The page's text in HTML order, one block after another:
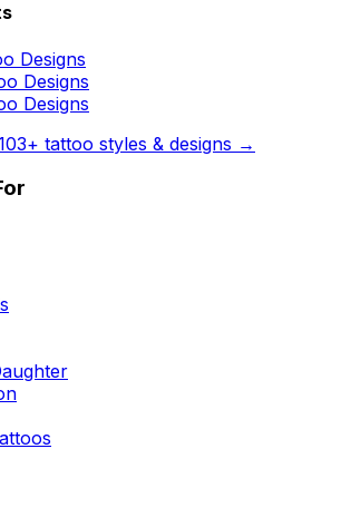
Designs
Designs
Designs
+ tattoo styles & designs →